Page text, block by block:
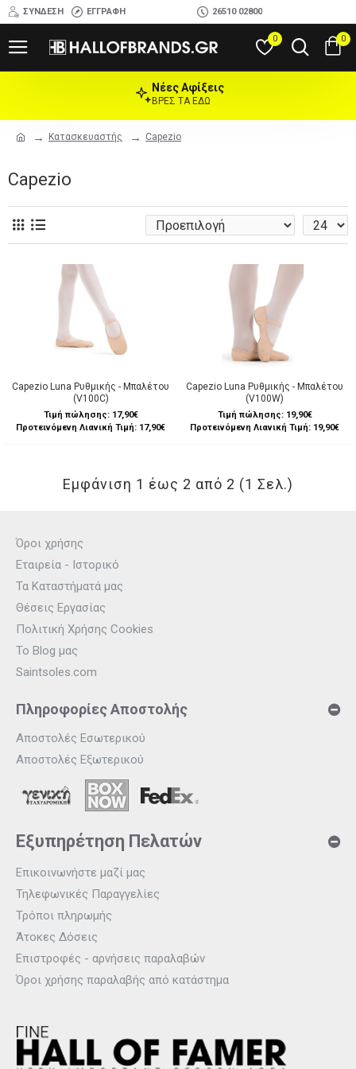
ΣΎΝΔΕΣΗ ΕΓΓΡΑΦΉ 26510 02800
0 0
Κατασκευαστής Capezio
Νέες Αφίξεις
ΒΡΕΣ ΤΑ ΕΔΩ
Capezio
Capezio Luna Ρυθμικής - Μπαλέτου
(V100C)
Τιμή πώλησης: 17,90€
Προτεινόμενη Λιανική Τιμή: 17,90€
Capezio Luna Ρυθμικής - Μπαλέτου
(V100W)
Τιμή πώλησης: 19,90€
Προτεινόμενη Λιανική Τιμή: 19,90€
Εμφάνιση 1 έως 2 από 2 (1 Σελ.)
Όροι χρήσης
Εταιρεία - Ιστορικό
Τα Καταστήματά μας
Θέσεις Εργασίας
Πολιτική Χρήσης Cookies
Το Blog μας
Saintsoles.com
Πληροφορίες Αποστολής
Αποστολές Εσωτερικού
Αποστολές Εξωτερικού
Εξυπηρέτηση Πελατών
Επικοινωνήστε μαζί μας
Τηλεφωνικές Παραγγελίες
Τρόποι πληρωμής
Άτοκες Δόσεις
Επιστροφές - αρνήσεις παραλαβών
Όροι χρήσης παραλαβής από κατάστημα